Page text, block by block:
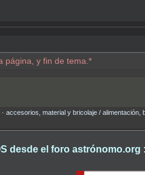
página, y fin de tema.*
· accesorios, material y bricolaje /
desde el foro astrónomo.org